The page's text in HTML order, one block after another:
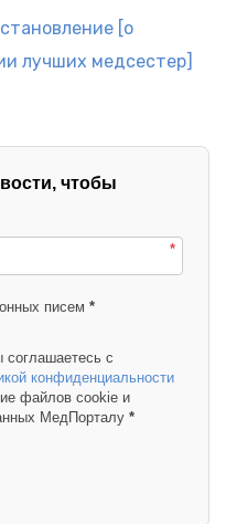
[о
лучших медсестер]
чтобы
*
писем *
соглашаетесь с
конфиденциальности
файлов cookie и
МедПорталу *